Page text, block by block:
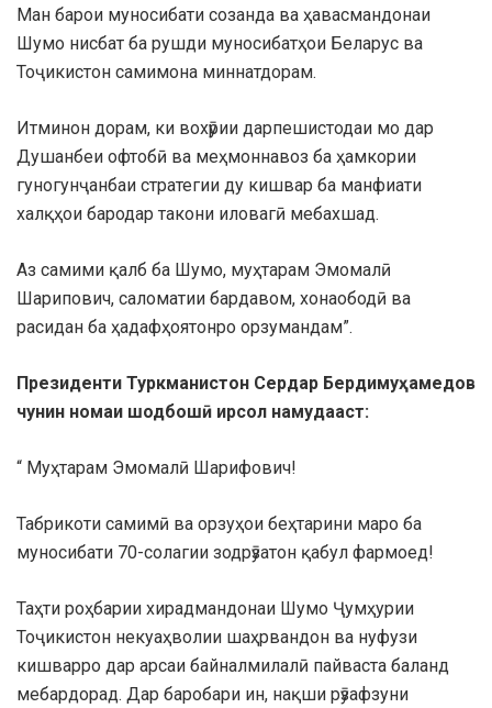
Ман барои муносибати созанда ва ҳавасмандонаи
Шумо нисбат ба рушди муносибатҳои Беларус ва
Тоҷикистон самимона миннатдорам.
Итминон дорам, ки вохӯрии дарпешистодаи мо дар
Душанбеи офтобӣ ва меҳмоннавоз ба ҳамкории
гуногунҷанбаи стратегии ду кишвар ба манфиати
халқҳои бародар такони иловагӣ мебахшад.
Аз самими қалб ба Шумо, муҳтарам Эмомалӣ
Шарипович, саломатии бардавом, хонаободӣ ва
расидан ба ҳадафҳоятонро орзумандам”.
Президенти Туркманистон Сердар Бердимуҳамедов
чунин номаи шодбошӣ ирсол намудааст:
“ Муҳтарам Эмомалӣ Шарифович!
Табрикоти самимӣ ва орзуҳои беҳтарини маро ба
муносибати 70-солагии зодрӯзатон қабул фармоед!
Таҳти роҳбарии хирадмандонаи Шумо Ҷумҳурии
Тоҷикистон некуаҳволии шаҳрвандон ва нуфузи
кишварро дар арсаи байналмилалӣ пайваста баланд
мебардорад. Дар баробари ин, нақши рӯзафзуни